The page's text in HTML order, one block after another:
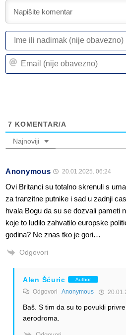
7 KOMENTAR/A
Najnoviji
Anonymous 20.01.2025. 06:24
Ovi Britanci su totalno skrenuli s
za tranzitne putnike i sad u zadnji
hvala Bogu da su se dozvali pameti
koje to ludilo zahvatilo europske
godina? Ne znas tko je gori…
Odgovori
Alen Šćuric Author
Odgovori Anonymous
Baš. S tim da su to povukli
aerodroma.